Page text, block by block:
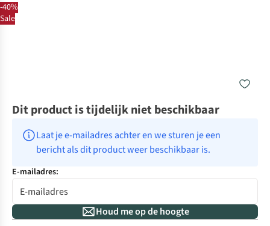
-40%
Sale
Dit product is tijdelijk niet beschikbaar
Laat je e-mailadres achter en we sturen je een
bericht als dit product weer beschikbaar is.
E-mailadres:
Houd me op de hoogte